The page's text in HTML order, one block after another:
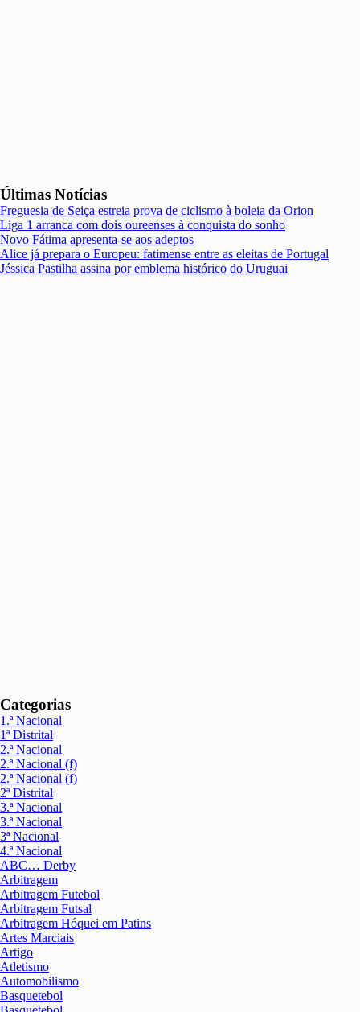
Últimas Notícias
Freguesia de Seiça estreia prova de ciclismo à boleia da Orion
Liga 1 arranca com dois oureenses à conquista do sonho
Novo Fátima apresenta-se aos adeptos
Alice já prepara o Europeu: fatimense entre as eleitas de Portugal
Jéssica Pastilha assina por emblema histórico do Uruguai
Categorias
1.ª Nacional
1ª Distrital
2.ª Nacional
2.ª Nacional (f)
2.ª Nacional (f)
2ª Distrital
3.ª Nacional
3.ª Nacional
3ª Nacional
4.ª Nacional
ABC… Derby
Arbitragem
Arbitragem Futebol
Arbitragem Futsal
Arbitragem Hóquei em Patins
Artes Marciais
Artigo
Atletismo
Automobilismo
Basquetebol